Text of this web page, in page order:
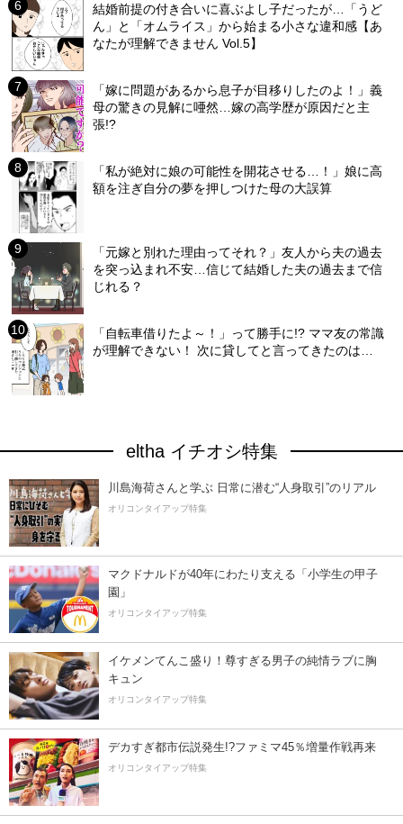
結婚前提の付き合いに喜ぶよし子だったが…「うど
ん」と「オムライス」から始まる小さな違和感【あ
なたが理解できません Vol.5】
「嫁に問題があるから息子が目移りしたのよ！」義
母の驚きの見解に唖然…嫁の高学歴が原因だと主
張!?
「私が絶対に娘の可能性を開花させる…！」娘に高
額を注ぎ自分の夢を押しつけた母の大誤算
「元嫁と別れた理由ってそれ？」友人から夫の過去
を突っ込まれ不安…信じて結婚した夫の過去まで信
じれる？
「自転車借りたよ～！」って勝手に!? ママ友の常識
が理解できない！ 次に貸してと言ってきたのは…
eltha イチオシ特集
川島海荷さんと学ぶ 日常に潜む“人身取引”のリアル
オリコンタイアップ特集
マクドナルドが40年にわたり支える「小学生の甲子
園」
オリコンタイアップ特集
イケメンてんこ盛り！尊すぎる男子の純情ラブに胸
キュン
オリコンタイアップ特集
デカすぎ都市伝説発生!?ファミマ45％増量作戦再来
オリコンタイアップ特集